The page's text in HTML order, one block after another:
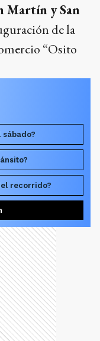
Martín y San
de la
“Osito
recorrido?